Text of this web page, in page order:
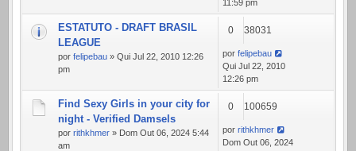
11:59 pm
ESTATUTO - DRAFT BRASIL
LEAGUE
por felipebau » Qui Jul 22, 2010 12:26
pm
0 38031
por felipebau
Qui Jul 22, 2010
12:26 pm
Find Sexy Girls in your city for
night - Verified Damsels
por rithkhmer » Dom Out 06, 2024 5:44
am
0 100659
por rithkhmer
Dom Out 06, 2024